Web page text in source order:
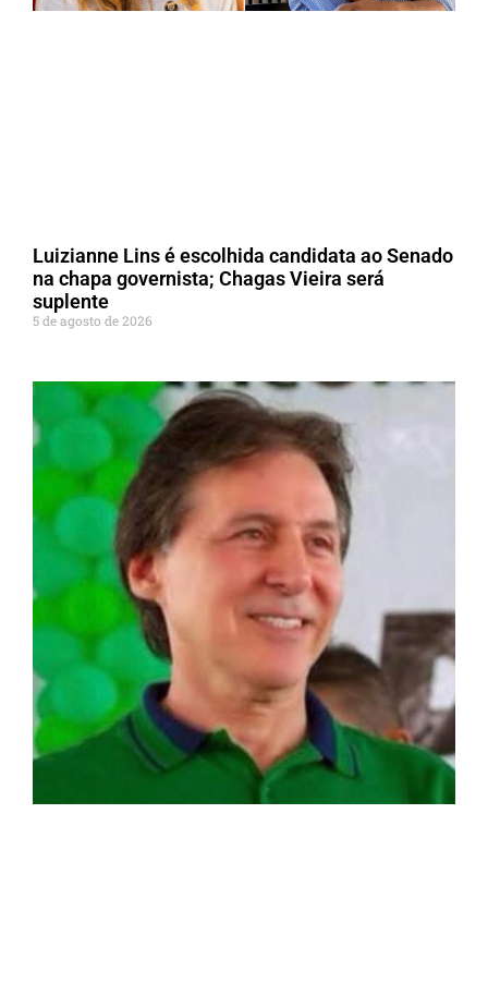
Luizianne Lins é escolhida candidata ao Senado
na chapa governista; Chagas Vieira será
suplente
5 de agosto de 2026